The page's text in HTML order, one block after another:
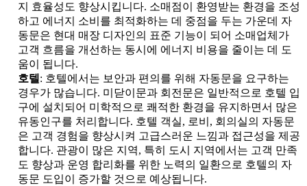
지 효율성도 향상시킵니다. 소매점이 환영받는 환경을 조성
하고 에너지 소비를 최적화하는 데 중점을 두는 가운데 자
동문은 현대 매장 디자인의 표준 기능이 되어 소매업체가
고객 흐름을 개선하는 동시에 에너지 비용을 줄이는 데 도
움이 됩니다.
호텔 : 호텔에서는 보안과 편의를 위해 자동문을 요구하는
경우가 많습니다. 미닫이문과 회전문은 일반적으로 호텔 입
구에 설치되어 미학적으로 쾌적한 환경을 유지하면서 많은
유동인구를 처리합니다. 호텔 객실, 로비, 회의실의 자동문
은 고객 경험을 향상시켜 고급스러운 느낌과 접근성을 제공
합니다. 관광이 많은 지역, 특히 도시 지역에서는 고객 만족
도 향상과 운영 합리화를 위한 노력의 일환으로 호텔의 자
동문 도입이 증가할 것으로 예상됩니다.